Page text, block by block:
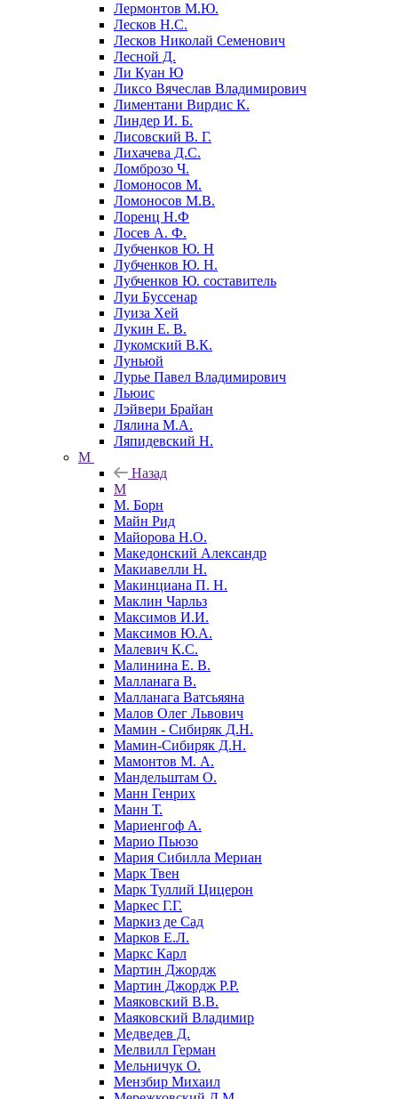
Лермонтов М.Ю.
Лесков Н.С.
Лесков Николай Семенович
Лесной Д.
Ли Куан Ю
Ликсо Вячеслав Владимирович
Лиментани Вирдис К.
Линдер И. Б.
Лисовский В. Г.
Лихачева Д.С.
Ломброзо Ч.
Ломоносов М.
Ломоносов М.В.
Лоренц Н.Ф
Лосев А. Ф.
Лубченков Ю. Н
Лубченков Ю. Н.
Лубченков Ю. составитель
Луи Буссенар
Луиза Хей
Лукин Е. В.
Лукомский В.К.
Луньюй
Лурье Павел Владимирович
Льюис
Лэйвери Брайан
Лялина М.А.
Ляпидевский Н.
М
Назад
М
М. Борн
Майн Рид
Майорова Н.О.
Македонский Александр
Макиавелли Н.
Макинциана П. Н.
Маклин Чарльз
Максимов И.И.
Максимов Ю.А.
Малевич К.С.
Малинина Е. В.
Малланага В.
Малланага Ватсьяяна
Малов Олег Львович
Мамин - Сибиряк Д.Н.
Мамин-Сибиряк Д.Н.
Мамонтов М. А.
Мандельштам О.
Манн Генрих
Манн Т.
Мариенгоф А.
Марио Пьюзо
Мария Сибилла Мериан
Марк Твен
Марк Туллий Цицерон
Маркес Г.Г.
Маркиз де Сад
Марков Е.Л.
Маркс Карл
Мартин Джордж
Мартин Джордж Р.Р.
Маяковский В.В.
Маяковский Владимир
Медведев Д.
Мелвилл Герман
Мельничук О.
Мензбир Михаил